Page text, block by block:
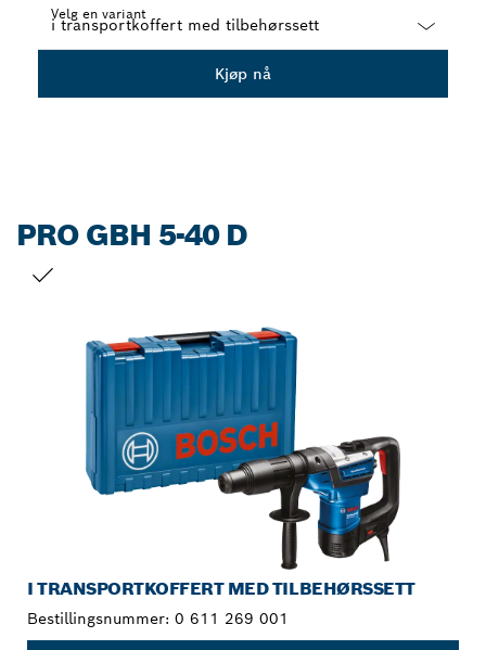
Velg en variant
Kjøp nå
PRO GBH 5-40 D
I TRANSPORTKOFFERT MED TILBEHØRSSETT
Bestillingsnummer: 0 611 269 001